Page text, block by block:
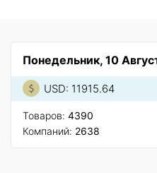
Понедельник, 10
USD: 11915.64
Товаров: 4390
Компаний: 2638